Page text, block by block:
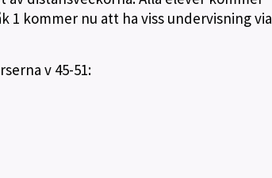
1 kommer nu att ha viss undervisning via
v 45-51: